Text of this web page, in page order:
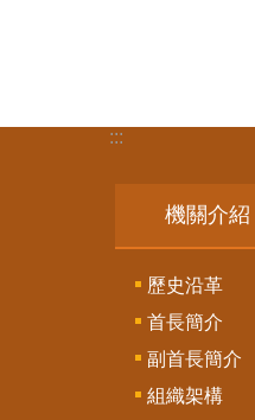
:::
機關介紹
歷史沿革
首長簡介
副首長簡介
組織架構